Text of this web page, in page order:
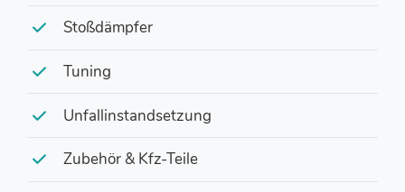
Stoßdämpfer
Tuning
Unfallinstandsetzung
Zubehör & Kfz-Teile